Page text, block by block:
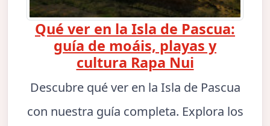
Qué ver en la Isla de Pascua:
guía de moáis, playas y
cultura Rapa Nui
Descubre qué ver en la Isla de Pascua
con nuestra guía completa. Explora los